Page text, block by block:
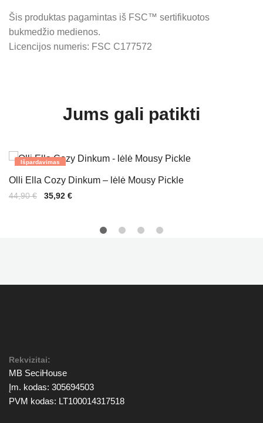
Šis produktas pagamintas iš FSC™ sertifikuotos
bukmedžio medienos.
Licencijos numeris: FSC C177572
Jums gali patikti
Išpardavimas
Olli Ella Cozy Dinkum – lėlė Mousy Pickle
44,90€
Original
35,92 €Current
Rekvizitai:
MB SeciHouse
Įm. kodas: 305694503
PVM kodas: LT100014317518